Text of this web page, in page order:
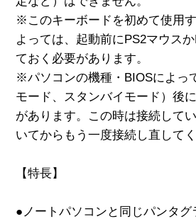
※このキーボードを初めて使用
よっては、起動前にPS2マウス
ておく必要があります。
※パソコンの機種・BIOSによっ
モード、スタンバイモード）後
があります。この時は接続して
いてからもう一度接続し直して
【特長】
●ノートパソコンと同じパンタ